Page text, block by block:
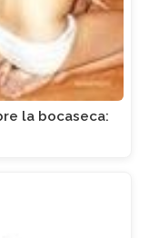
la bocaseca: